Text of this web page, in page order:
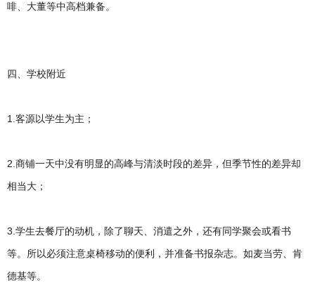
啡、大董等中高档兼备。
四、学校附近
1.客源以学生为主；
2.商铺一天中没有明显的高峰与清淡时段的差异，但季节性的差异却
相当大；
3.学生去餐厅的动机，除了聊天、消遣之外，还有同学聚会或看书
等。所以必须注意桌椅移动的便利，并准备书报杂志。如麦当劳、肯
德基等。